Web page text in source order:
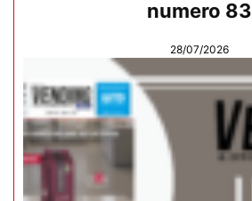
numero 83
28/07/2026